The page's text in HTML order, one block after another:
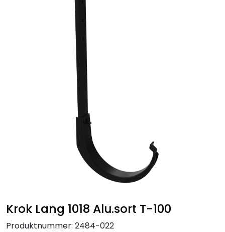
Krok Lang 1018 Alu.sort T-100
Produktnummer: 2484-022
Våre leverandører